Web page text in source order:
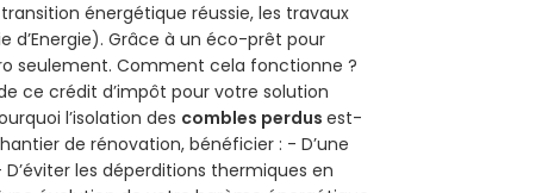
énergétique réussie, les travaux
d’Energie). Grâce à un éco-prêt pour
seulement. Comment cela fonctionne ?
ce crédit d’impôt pour votre solution
l’isolation des combles perdusest-
de rénovation, bénéficier : - D’une
les déperditions thermiques en